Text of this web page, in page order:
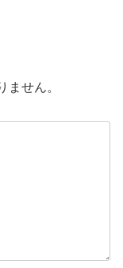
ません。